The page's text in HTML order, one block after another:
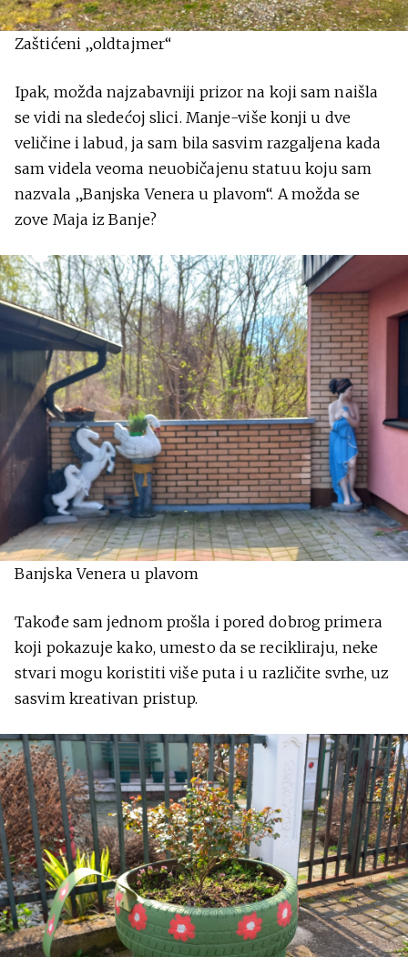
Zaštićeni „oldtajmer“
Ipak, možda najzabavniji prizor na koji sam naišla
se vidi na sledećoj slici. Manje-više konji u dve
veličine i labud, ja sam bila sasvim razgaljena kada
sam videla veoma neuobičajenu statuu koju sam
nazvala „Banjska Venera u plavom“. A možda se
zove Maja iz Banje?
Banjska Venera u plavom
Takođe sam jednom prošla i pored dobrog primera
koji pokazuje kako, umesto da se recikliraju, neke
stvari mogu koristiti više puta i u različite svrhe, uz
sasvim kreativan pristup.